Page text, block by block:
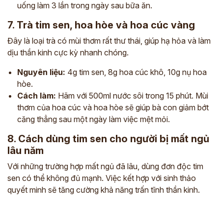
uống làm 3 lần trong ngày sau bữa ăn.
7. Trà tim sen, hoa hòe và hoa cúc vàng
Đây là loại trà có mùi thơm rất thư thái, giúp hạ hỏa và làm
dịu thần kinh cực kỳ nhanh chóng.
Nguyên liệu: 4g tim sen, 8g hoa cúc khô, 10g nụ hoa
hòe.
Cách làm: Hãm với 500ml nước sôi trong 15 phút. Mùi
thơm của hoa cúc và hoa hòe sẽ giúp bà con giảm bớt
căng thẳng sau một ngày làm việc mệt mỏi.
8. Cách dùng tim sen cho người bị mất ngủ
lâu năm
Với những trường hợp mất ngủ đã lâu, dùng đơn độc tim
sen có thể không đủ mạnh. Việc kết hợp với sinh thảo
quyết minh sẽ tăng cường khả năng trấn tĩnh thần kinh.